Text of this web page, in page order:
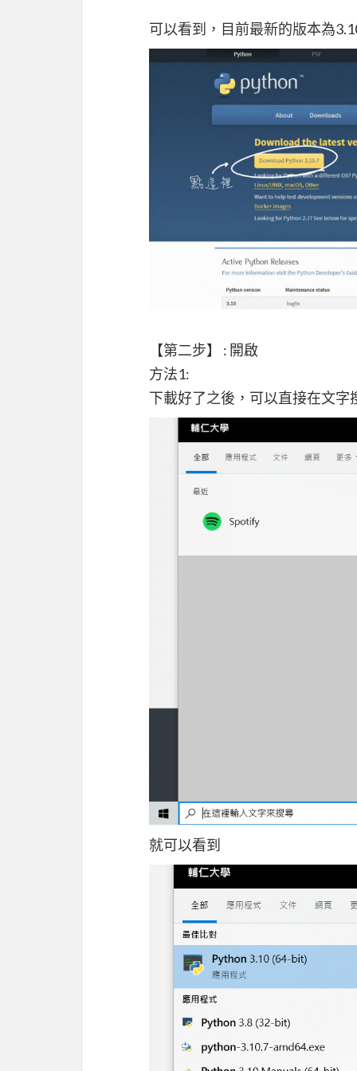
可以看到，目前最新的版本為
【第二步】 : 開啟
方法1:
下載好了之後，可以直接在文字
就可以看到